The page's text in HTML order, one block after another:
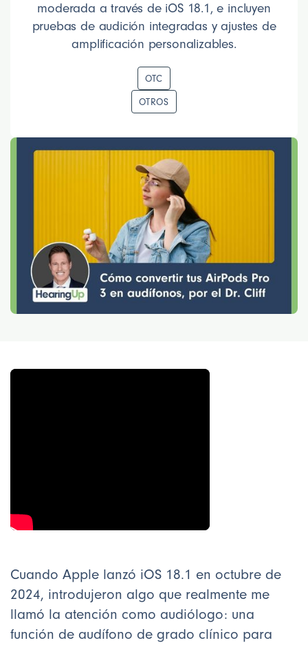
moderada a través de iOS 18.1, e incluyen
pruebas de audición integradas y ajustes de
amplificación personalizables.
OTC
OTROS
Cuando Apple lanzó iOS 18.1 en octubre de
2024, introdujeron algo que realmente me
llamó la atención como audiólogo: una
función de audífono de grado clínico para